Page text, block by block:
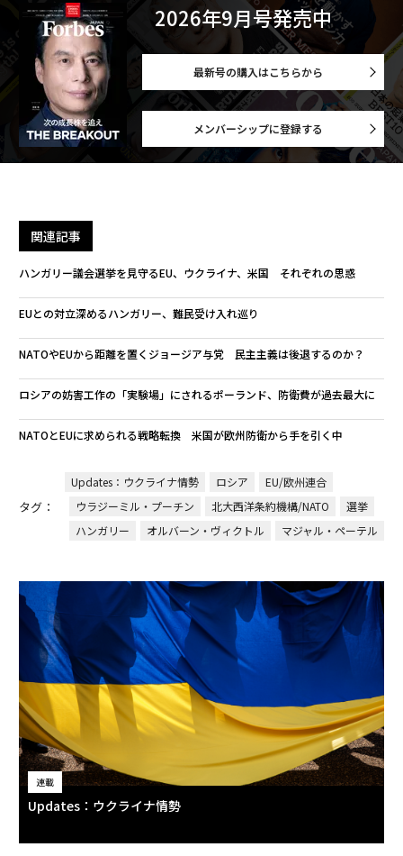
2026年9月号発売中
最新号の購入はこちらから
メンバーシップに登録する
関連記事
ハンガリー議会選挙を見守るEU、ウクライナ、米国 それぞれの思惑
EUとの対立深めるハンガリー、難民受け入れ巡り
NATOやEUから距離を置くジョージア与党 民主主義は後退するのか？
ロシアの妨害工作の「実験場」にされるポーランド、防衛費が過去最大に
NATOとEUに求められる戦略転換 米国が欧州防衛から手を引く中
タグ：
Updates：ウクライナ情勢 ロシア
EU/欧州連合
ウラジーミル・プーチン
北大西洋条約機構/NATO
選挙
ハンガリー
オルバーン・ヴィクトル マジャル・ペーテル
連載
Updates：ウクライナ情勢